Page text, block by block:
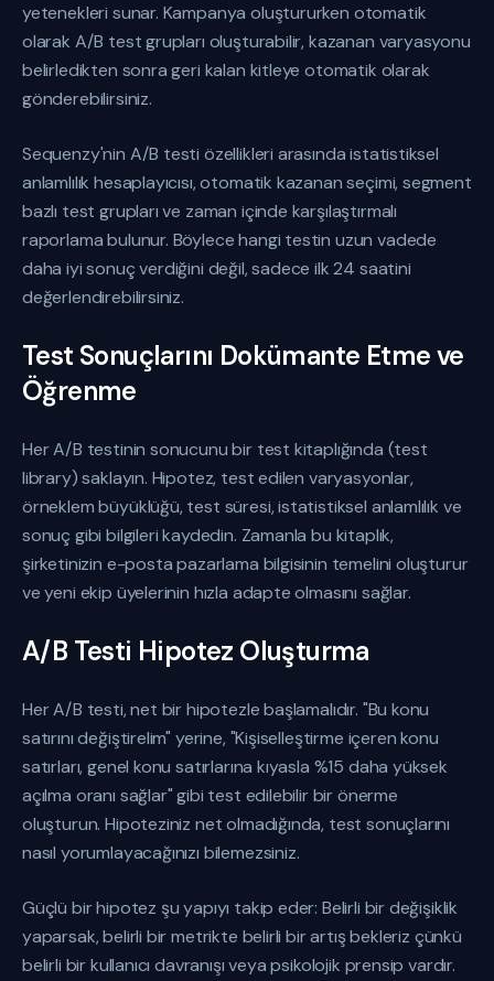
yetenekleri sunar. Kampanya oluştururken otomatik
olarak A/B test grupları oluşturabilir, kazanan varyasyonu
belirledikten sonra geri kalan kitleye otomatik olarak
gönderebilirsiniz.
Sequenzy'nin A/B testi özellikleri arasında istatistiksel
anlamlılık hesaplayıcısı, otomatik kazanan seçimi, segment
bazlı test grupları ve zaman içinde karşılaştırmalı
raporlama bulunur. Böylece hangi testin uzun vadede
daha iyi sonuç verdiğini değil, sadece ilk 24 saatini
değerlendirebilirsiniz.
Test Sonuçlarını Dokümante Etme ve
Öğrenme
Her A/B testinin sonucunu bir test kitaplığında (test
library) saklayın. Hipotez, test edilen varyasyonlar,
örneklem büyüklüğü, test süresi, istatistiksel anlamlılık ve
sonuç gibi bilgileri kaydedin. Zamanla bu kitaplık,
şirketinizin e-posta pazarlama bilgisinin temelini oluşturur
ve yeni ekip üyelerinin hızla adapte olmasını sağlar.
A/B Testi Hipotez Oluşturma
Her A/B testi, net bir hipotezle başlamalıdır. "Bu konu
satırını değiştirelim" yerine, "Kişiselleştirme içeren konu
satırları, genel konu satırlarına kıyasla %15 daha yüksek
açılma oranı sağlar" gibi test edilebilir bir önerme
oluşturun. Hipoteziniz net olmadığında, test sonuçlarını
nasıl yorumlayacağınızı bilemezsiniz.
Güçlü bir hipotez şu yapıyı takip eder: Belirli bir değişiklik
yaparsak, belirli bir metrikte belirli bir artış bekleriz çünkü
belirli bir kullanıcı davranışı veya psikolojik prensip vardır.